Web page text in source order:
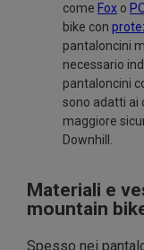
come Fox o
bike con
pantaloncini
necessario
pantaloncini
sono adatti ai
maggiore
Downhill.
Materiali e
mountain
Spesso nei